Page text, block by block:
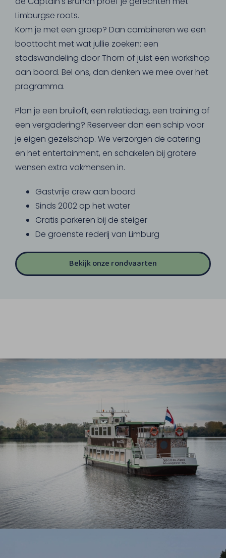
Limburgse roots.
Kom je met een groep? Dan combineren we een
boottocht met wat jullie zoeken: een
stadswandeling door Thorn of juist een workshop
aan boord. Bel ons, dan denken we mee over het
programma.
Plan je een bruiloft, een relatiedag, een training of
een vergadering? Reserveer dan een schip voor
je eigen gezelschap. We verzorgen de catering
en het entertainment, en schakelen bij grotere
wensen extra vakmensen in.
Gastvrije crew aan boord
Sinds 2002 op het water
Gratis parkeren bij de steiger
De groenste rederij van Limburg
Bekijk onze rondvaarten